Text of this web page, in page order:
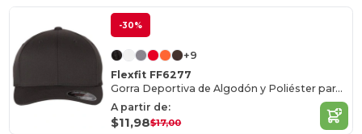
-30%
+9
Flexfit FF6277
Gorra Deportiva de Algodón y Poliéster para Mayoristas
A partir de:
$11,98$17,00